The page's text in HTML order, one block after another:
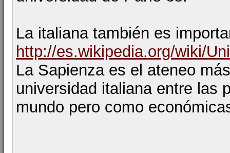
La italiana también es
http://es.wikipedia.org/wiki/
La Sapienza es el ateneo
universidad italiana entre las
mundo pero como